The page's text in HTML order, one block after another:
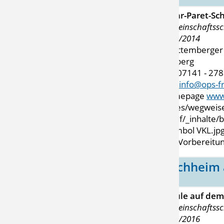
Oscar-Paret-
2013/2014
Freiberg
Tel. 07141 -
info@ops-
Homepage
VKL-
Schule auf
2015/2016